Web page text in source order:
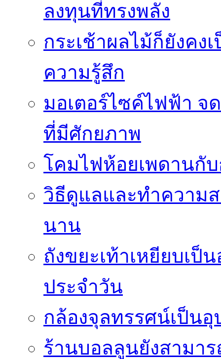
ลงทุนที่ทรงพลัง
กระเช้าผลไม้ก็ยังคง
ความรู้สึก
มอเตอร์ไซค์ไฟฟ้า จ
ที่มีศักยภาพ
โคมไฟห้อยเพดานกั
วิธีดูแลและทำความ
นาน
ถังขยะเท้าเหยียบเ
ประจำวัน
กล้องจุลทรรศน์เป็น
ร้านบอลลูนยังสามาร